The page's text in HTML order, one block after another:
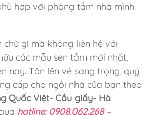
hợp với phòng tắm nhà mình
chừ gì mà không liên hệ với
các mẫu sen tắm mới nhất,
nay. Tôn lên vẻ sang trọng, quý
cấp cho ngôi nhà của bạn theo
Quốc Việt- Cầu giấy- Hà
hotline: 0908.062.268 –